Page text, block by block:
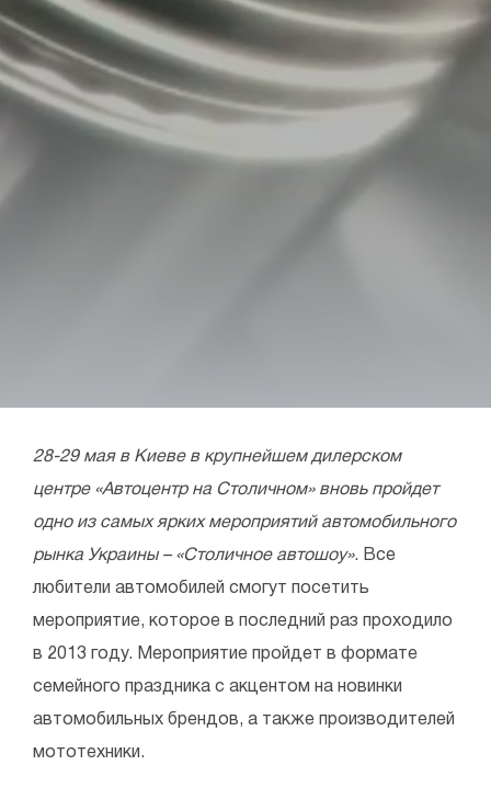
28-29 мая в Киеве в крупнейшем дилерском
центре «Автоцентр на Столичном» вновь пройдет
одно из самых ярких мероприятий автомобильного
рынка Украины – «Столичное автошоу». Все
любители автомобилей смогут посетить
мероприятие, которое в последний раз проходило
в 2013 году. Мероприятие пройдет в формате
семейного праздника с акцентом на новинки
автомобильных брендов, а также производителей
мототехники.